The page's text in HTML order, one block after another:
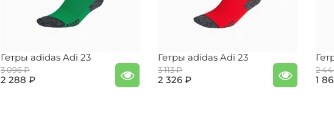
Гетры adidas Adi 23
3 096 ₽
2 288 ₽
Гетры adidas Adi 23
3 113 ₽
2 326 ₽
2
1